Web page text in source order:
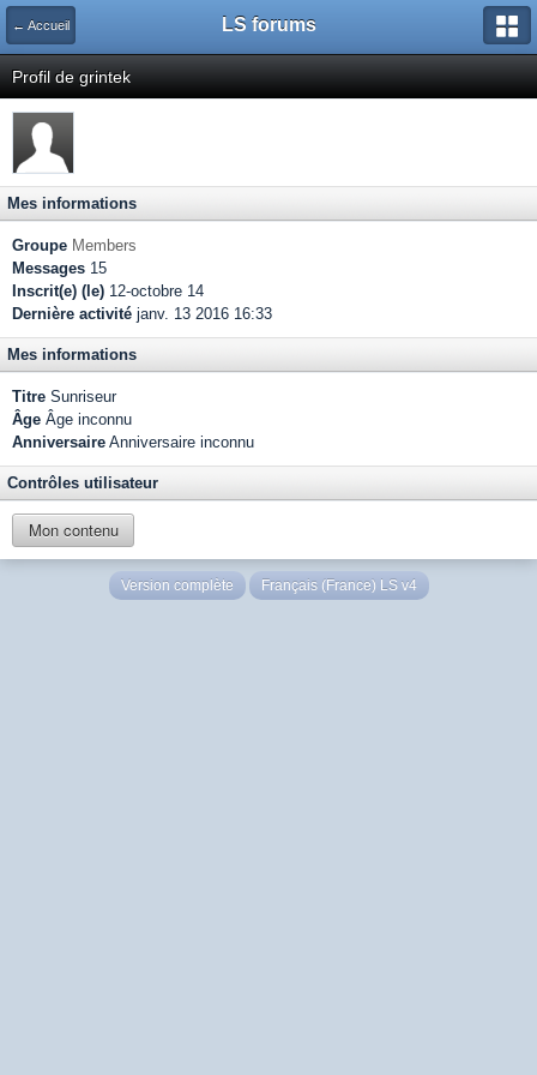
← Accueil LS forums
Profil de grintek
Mes informations
Groupe Members
Messages 15
Inscrit(e) (le) 12-octobre 14
Dernière activité janv. 13 2016 16:33
Mes informations
Titre Sunriseur
Âge Âge inconnu
Anniversaire Anniversaire inconnu
Contrôles utilisateur
Mon contenu
Version complète Français (France) LS v4